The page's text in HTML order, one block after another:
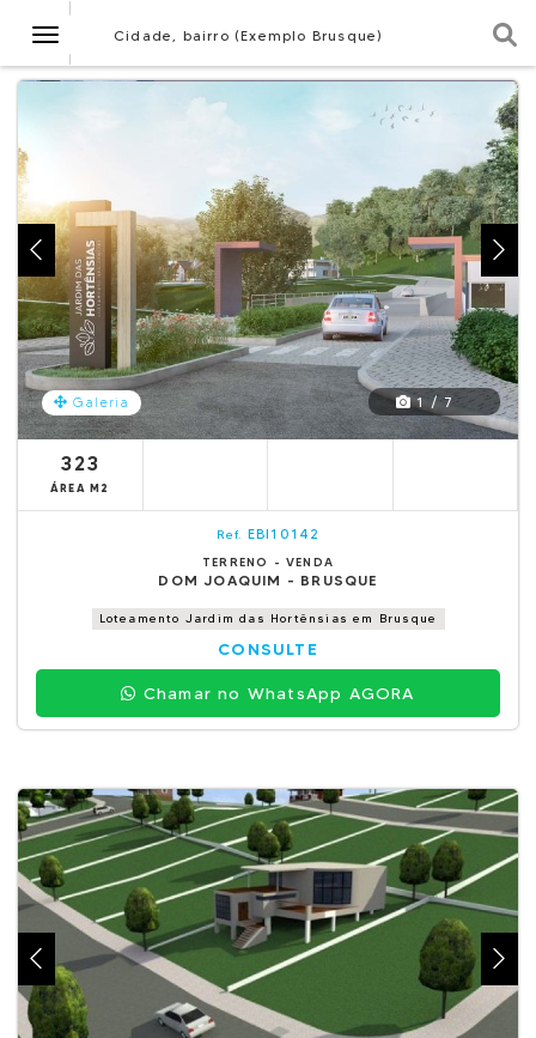
NavegaçãoCidade, bairro (Exemplo Brusque)
Galeria 1 / 7
323
ÁREA M2
Ref. EBI10142
TERRENO - VENDA
DOM JOAQUIM - BRUSQUE
Loteamento Jardim das Hortênsias em Brusque
CONSULTE
Chamar no WhatsApp AGORA